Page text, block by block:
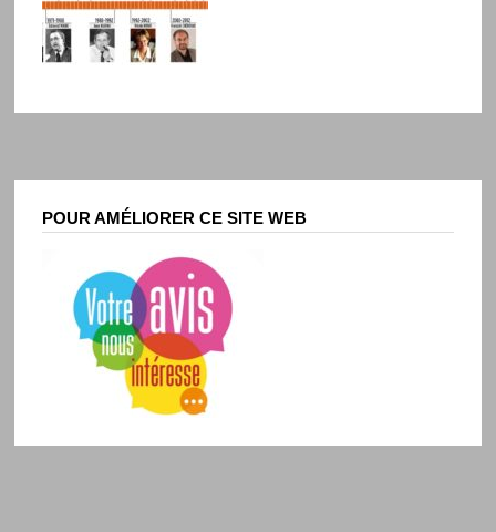
POUR AMÉLIORER CE SITE WEB